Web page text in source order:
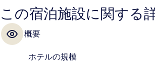
しています。
この宿泊施設に関する
概要
ホテルの規模